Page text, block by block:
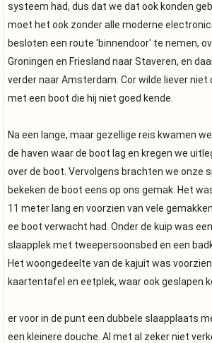
systeem had, dus dat we dat ook konden
moet het ook zonder alle moderne
besloten een route 'binnendoor' te nemen,
Groningen en Friesland naar Staveren, en
verder naar Amsterdam. Cor wilde liever niet
met een boot die hij niet goed kende.
Na een lange, maar gezellige reis kwamen
de haven waar de boot lag en kregen we
over de boot. Vervolgens brachten we onze
bekeken de boot eens op ons gemak. Het
11 meter lang en voorzien van vele
ee boot verwacht had. Onder de kuip was
slaapplek met tweepersoonsbed en een
Het woongedeelte van de kajuit was
kaartentafel en eetplek, waar ook geslapen
er voor in de punt een dubbele slaapplaats
een kleinere douche. Al met al zeker niet